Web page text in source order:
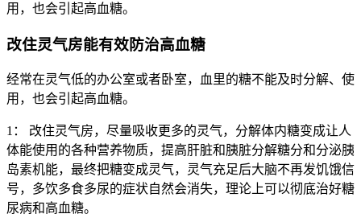
用，也会引起高血糖。
改住灵气房能有效防治高血糖
经常在灵气低的办公室或者卧室，血里的糖不能及时分解、使
用，也会引起高血糖。
1： 改住灵气房，尽量吸收更多的灵气，分解体内糖变成让人
体能使用的各种营养物质，提高肝脏和胰脏分解糖分和分泌胰
岛素机能，最终把糖变成灵气，灵气充足后大脑不再发饥饿信
号，多饮多食多尿的症状自然会消失，理论上可以彻底治好糖
尿病和高血糖。